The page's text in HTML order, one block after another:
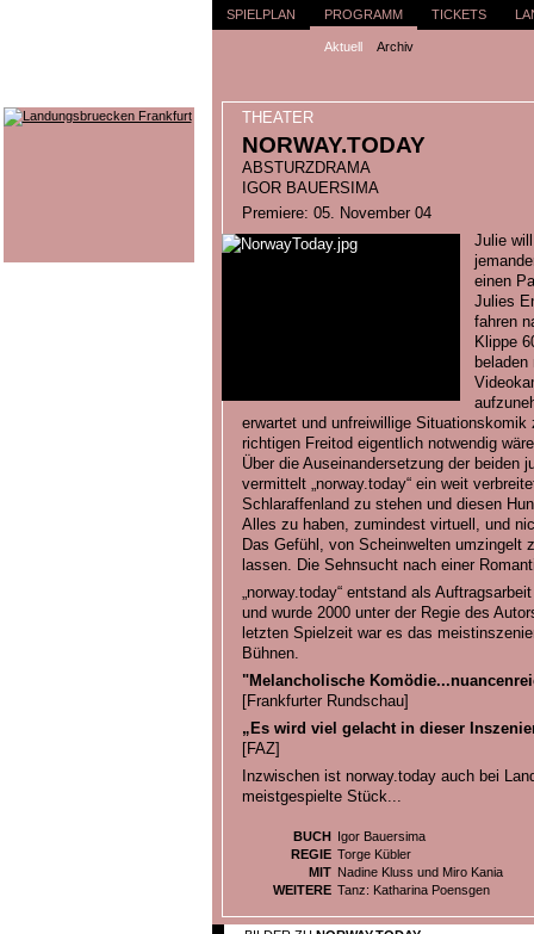
SPIELPLAN PROGRAMM
Aktuell Archiv
TICKETS
THEATER
NORWAY.TODAY
ABSTURZDRAMA
IGOR BAUERSIMA
Premiere: 05. November 04
Julie
einen
Julies
fahren
Klippe
erwartet und unfreiwillige
richtigen Freitod eigentlich notwendig
Über die Auseinandersetzung der beiden
vermittelt „norway.today“ ein weit
Schlaraffenland zu stehen und diesen
Alles zu haben, zumindest virtuell, und
Das Gefühl, von Scheinwelten umzingelt
lassen. Die Sehnsucht nach einer
„norway.today“ entstand als
und wurde 2000 unter der Regie des
letzten Spielzeit war es das
Bühnen.
"Melancholische
[Frankfurter Rundschau]
„Es wird viel gelacht in dieser
[FAZ]
Inzwischen ist norway.today auch bei
meistgespielte Stück...
BUCH Igor Bauersima
REGIE Torge Kübler
MIT Nadine Kluss und Miro Kania
WEITERE Tanz: Katharina Poensgen